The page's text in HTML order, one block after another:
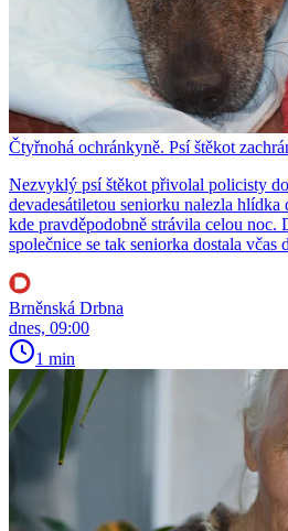
Čtyřnohá ochránkyně. Psí štěkot
Nezvyklý psí štěkot přivolal policisty
devadesátiletou seniorku nalezla hlídka
kde pravděpodobně strávila celou
společnice se tak seniorka dostala včas
Brněnská Drbna
dnes, 09:00
1 min